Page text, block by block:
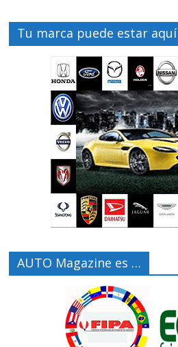
Tu marca puede estar aquí
AUTO Magazine es …